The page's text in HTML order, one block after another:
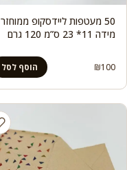
50 מעטפות ליידסקופ ממוחזר
מידה 11* 23 ס”מ 120 גרם
₪100 הוסף לסל